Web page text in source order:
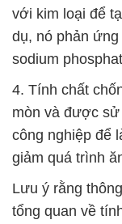
với kim loại để
dụ, nó phản
sodium
4. Tính chất
mòn và được
công nghiệp để
giảm quá trình
Lưu ý rằng
tổng quan về